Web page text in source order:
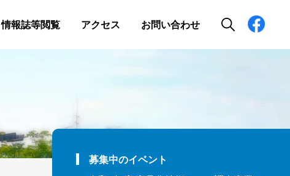
情報誌等閲覧 アクセス お問い合わせ
募集中のイベント